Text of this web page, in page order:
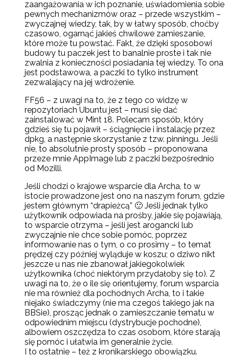
zaangażowania w ich poznanie, uświadomienia sobie
pewnych mechanizmów oraz – przede wszystkim –
zwyczajnej wiedzy, tak, by w łatwy sposób, choćby
czasowo, ogarnąć jakieś chwilowe zamieszanie,
które może tu powstać. Fakt, że dzięki sposobowi
budowy tu paczek jest to banalnie proste i tak nie
zwalnia z konieczności posiadania tej wiedzy. To ona
jest podstawowa, a paczki to tylko instrument
zezwalający na jej wdrożenie.
FF56 – z uwagi na to, że z tego co widzę w
repozytoriach Ubuntu jest – musi się dać
zainstalować w Mint 18. Polecam sposób, który
gdzieś się tu pojawił – ściągnięcie i instalację przez
dpkg, a następnie skorzystanie z tzw. pinningu. Jeśli
nie, to absolutnie prosty sposób – proponowana
przeze mnie AppImage lub z paczki bezpośrednio
od Mozilli.
Jeśli chodzi o krajowe wsparcie dla Archa, to w
istocie prowadzone jest ono na naszym forum, gdzie
jestem głównym “drapieżcą” 🙂 Jeśli jednak tylko
użytkownik odpowiada na prośby, jakie się pojawiają,
to wsparcie otrzyma – jeśli jest arogancki lub
zwyczajnie nie chce sobie pomóc, poprzez
informowanie nas o tym, o co prosimy – to temat
prędzej czy później wyląduje w koszu; o dziwo nikt
jeszcze u nas nie zbanował jakiegokolwiek
użytkownika (choć niektórym przydałoby się to). Z
uwagi na to, że o ile się orientujemy, forum wsparcia
nie ma również dla pochodnych Archa, to i takie
niejako świadczymy (nie ma czegoś takiego jak na
BBSie), prosząc jednak o zamieszczanie tematu w
odpowiednim miejscu (dystrybucje pochodne),
albowiem oszczędza to czas osobom, które starają
się pomóc i ułatwia im generalnie życie.
I to ostatnie – też z kronikarskiego obowiązku.